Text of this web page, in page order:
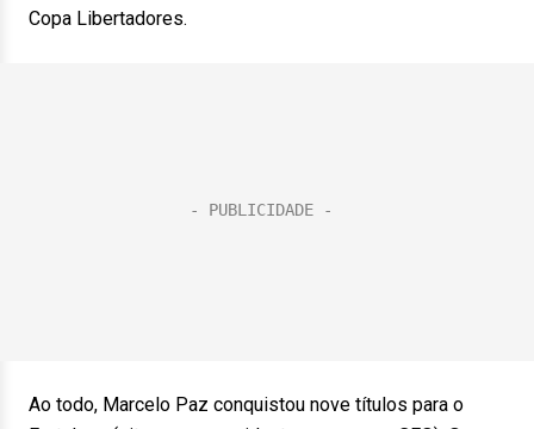
Copa Libertadores.
Ao todo, Marcelo Paz conquistou nove títulos para o